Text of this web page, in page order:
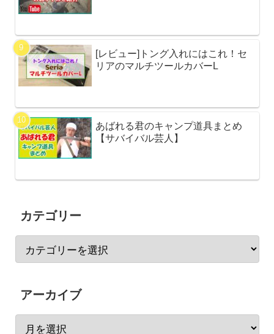
[レビュー]トング入れにはこれ！セ
リアのマルチツールカバーL
あばれる君のキャンプ道具まとめ
【サバイバル芸人】
カテゴリー
アーカイブ